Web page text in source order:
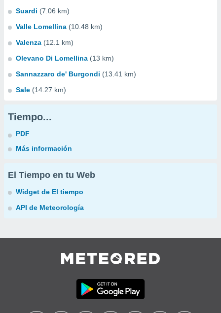
Suardi (7.06 km)
Valle Lomellina (10.48 km)
Valenza (12.1 km)
Olevano Di Lomellina (13 km)
Sannazzaro de' Burgondi (13.41 km)
Sale (14.27 km)
Tiempo...
PDF
Más información
El Tiempo en tu Web
Widget de El tiempo
API de Meteorología